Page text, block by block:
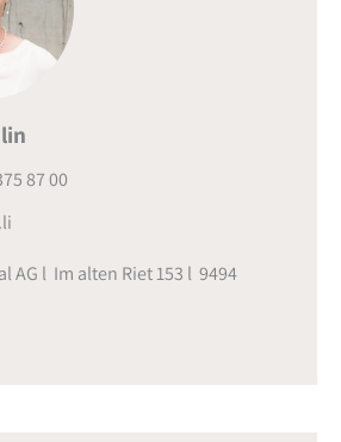
87 00
AG l Im alten Riet 153 l 9494